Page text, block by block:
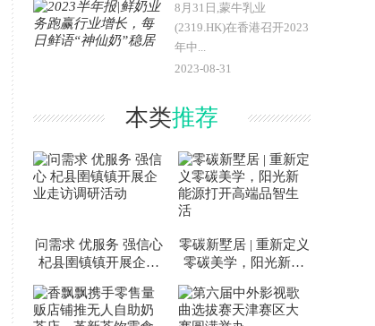
8月31日,蒙牛乳业
(2319.HK)在香港召开2023
年中...
2023-08-31
本类推荐
问需求 优服务 强信心
杞县圉镇镇开展企业
零碳新墅居 | 重新定义
零碳美学，阳光新能